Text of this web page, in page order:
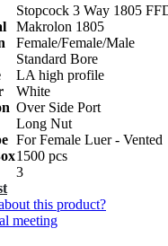
Stopcock 3 Way 1805
Makrolon 1805
Female/Female/Male
Standard Bore
LA high profile
White
Over Side Port
Long Nut
For Female Luer - Vented
1500 pcs
3
this product?
meeting